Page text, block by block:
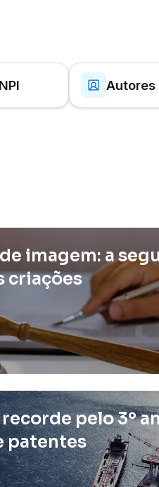
Autores
imagem: a
criações
pelo 3º
patentes